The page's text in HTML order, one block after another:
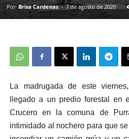
Por Brisa Cardenas - 7 de agosto de 2020
La madrugada de este
llegado a un predio forestal en
Crucero en la comuna de
intimidado al nochero para que